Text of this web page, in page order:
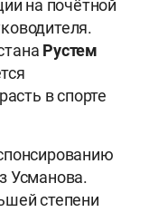
на почётной
Рустем
в спорте
Усманова.
степени